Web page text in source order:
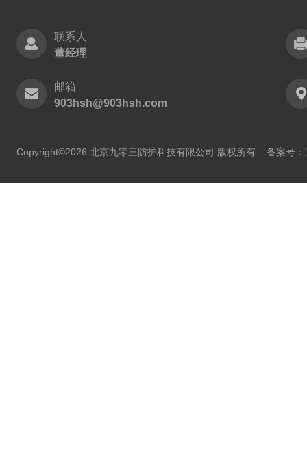
联系人
董经理
邮箱
903hsh@903hsh.com
Copyright©2026 北京九零三防护科技有限公司 版权所有 备案号